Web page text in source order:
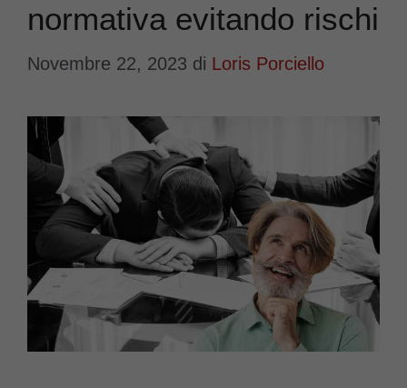
normativa evitando rischi
Novembre 22, 2023 di Loris Porciello